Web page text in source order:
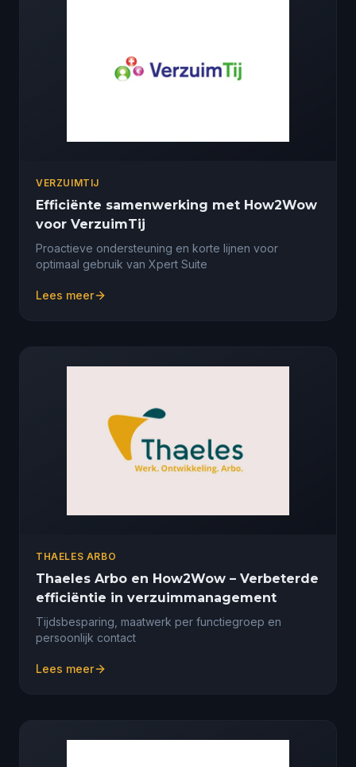
VERZUIMTIJ
Efficiënte samenwerking met How2Wow
voor VerzuimTij
Proactieve ondersteuning en korte lijnen voor
optimaal gebruik van Xpert Suite
Lees meer
THAELES ARBO
Thaeles Arbo en How2Wow – Verbeterde
efficiëntie in verzuimmanagement
Tijdsbesparing, maatwerk per functiegroep en
persoonlijk contact
Lees meer